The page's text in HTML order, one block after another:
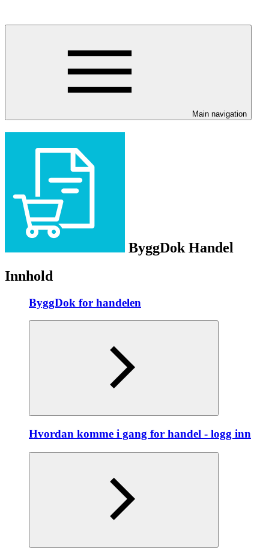
Main navigation
ByggDok Handel
Innhold
ByggDok for handelen
Hvordan komme i gang for handel - logg inn